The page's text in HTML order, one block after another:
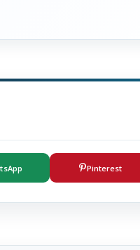
Pinterest